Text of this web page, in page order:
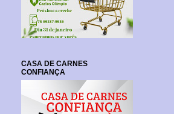
CASA DE CARNES
CONFIANÇA